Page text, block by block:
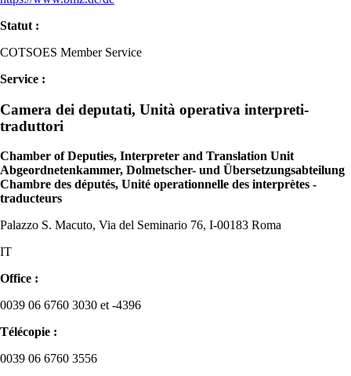
Statut :
COTSOES Member Service
Service :
Camera dei deputati, Unità operativa interpreti-
traduttori
Chamber of Deputies, Interpreter and Translation Unit
Abgeordnetenkammer, Dolmetscher- und Übersetzungsabteilung
Chambre des députés, Unité operationnelle des interprètes -
traducteurs
Palazzo S. Macuto, Via del Seminario 76, I-00183 Roma
IT
Office :
0039 06 6760 3030 et -4396
Télécopie :
0039 06 6760 3556